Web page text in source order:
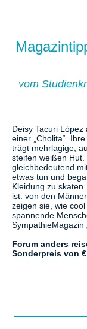
vom
Deisy Tacuri
einer „Cholita“.
trägt mehrlagige,
steifen weißen Hut.
gleichbedeutend
etwas tun und
Kleidung zu
ist: von den
zeigen sie, wie
spannende
SympathieMagazin
Forum anders
Sonderpreis von €